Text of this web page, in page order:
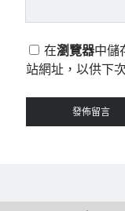
在瀏覽器中儲
站網址，以供下